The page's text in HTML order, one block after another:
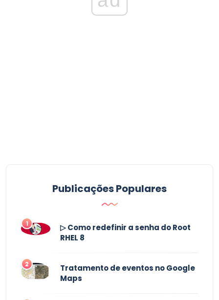
Publicações Populares
1
▷ Como redefinir a senha do Root
RHEL 8
2
Tratamento de eventos no Google
Maps